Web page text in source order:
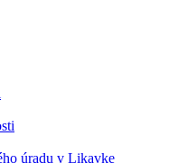
úradu v Likavke